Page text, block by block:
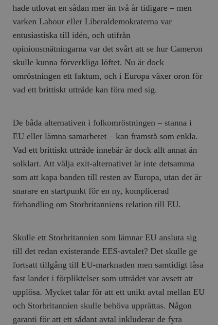
hade utlovat en sådan mer än två år tidigare – men
varken Labour eller Liberaldemokraterna var
entusiastiska till idén, och utifrån
opinionsmätningarna var det svårt att se hur Cameron
skulle kunna förverkliga löftet. Nu är dock
omröstningen ett faktum, och i Europa växer oron för
vad ett brittiskt utträde kan föra med sig.
De båda alternativen i folkomröstningen – stanna i
EU eller lämna samarbetet – kan framstå som enkla.
Vad ett brittiskt utträde innebär är dock allt annat än
solklart. Att välja exit-alternativet är inte detsamma
som att kapa banden till resten av Europa, utan det är
snarare en startpunkt för en ny, komplicerad
förhandling om Storbritanniens relation till EU.
Skulle ett Storbritannien som lämnar EU ansluta sig
till det redan existerande EES-avtalet? Det skulle ge
fortsatt tillgång till EU-marknaden men samtidigt låsa
fast landet i förpliktelser som utträdet var avsett att
upplösa. Mycket talar för att ett unikt avtal mellan EU
och Storbritannien skulle behöva upprättas. Någon
garanti för att ett sådant avtal inkluderar de fyra